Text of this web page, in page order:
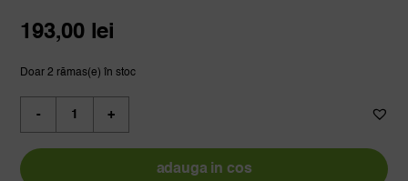
193,00 lei
Doar 2 rămas(e) în stoc
termos
adauga in cos